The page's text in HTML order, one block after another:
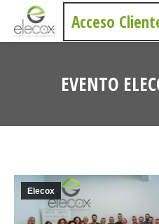
Acceso
EVENTO
Elecox